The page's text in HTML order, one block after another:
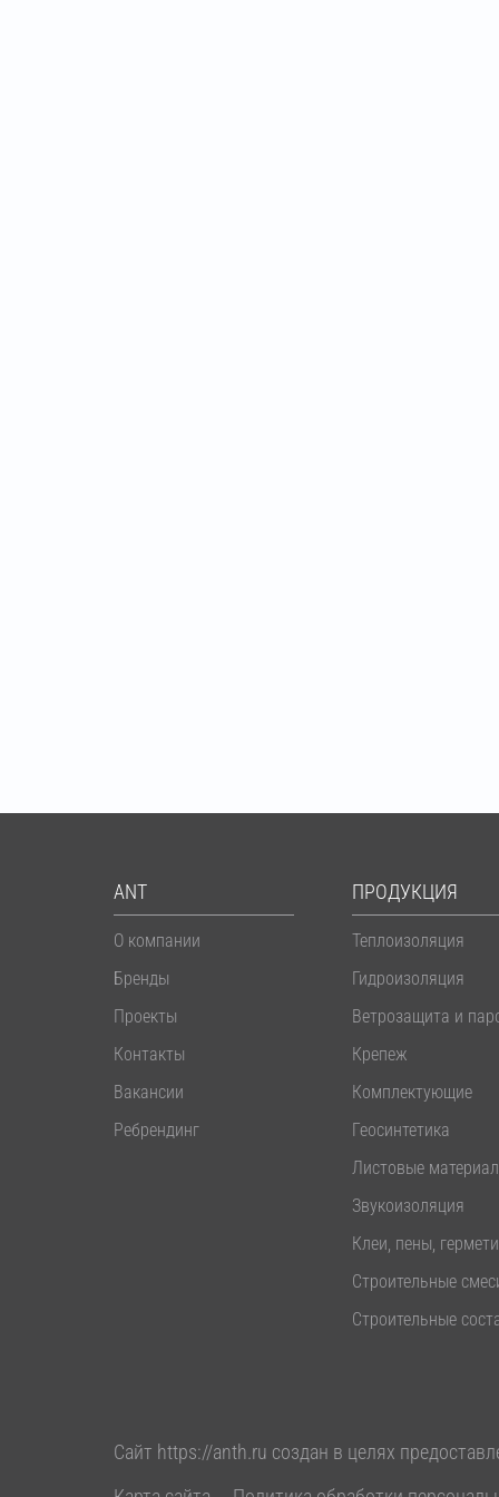
ANT
О компании
Бренды
Проекты
Контакты
Вакансии
Ребрендинг
ПРОДУКЦИЯ
Теплоизоляция
Гидроизоляция
Ветрозащита и
Крепеж
Комплектующие
Геосинтетика
Листовые
Звукоизоляция
Клеи, пены,
Строительные
Строительные
Сайт https://anth.ru создан в целях